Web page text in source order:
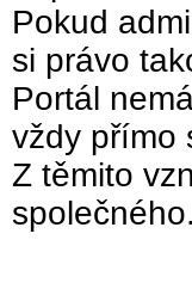
Pokud
si právo
Portál
vždy přímo
Z těmito
společného.